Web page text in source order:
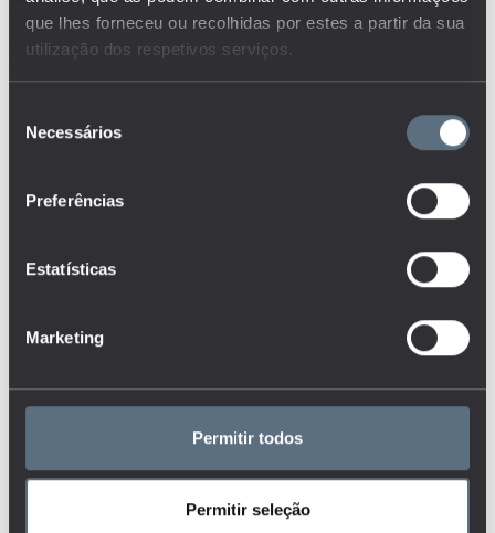
que lhes forneceu ou recolhidas por estes a partir da sua
utilização dos respetivos serviços.
Necessários
Preferências
Estatísticas
Marketing
Permitir todos
Permitir seleção
61